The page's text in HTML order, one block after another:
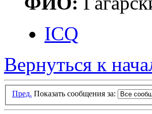
ICQ
Вернуться к
Пред. Показать сообщения за: